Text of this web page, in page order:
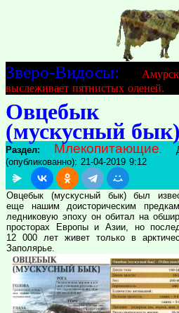
Зверо-Видосы:
выслеживает пятнистых оленей.
Овцебык
(мускусный
Раздел: Млекопитающие.
(опубликованно): 21-04-2019 9:12
Овцебык (мускусный бык) был
еще нашим доисторическим
ледниковую эпоху он обитал на
просторах Европы и Азии, но
12 000 лет живет только в
Заполярье.